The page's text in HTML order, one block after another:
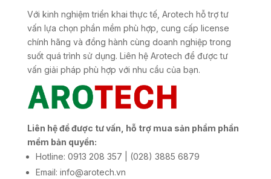
Với kinh nghiệm triển khai thực tế, Arotech hỗ trợ tư
vấn lựa chọn phần mềm phù hợp, cung cấp license
chính hãng và đồng hành cùng doanh nghiệp trong
suốt quá trình sử dụng. Liên hệ Arotech để được tư
vấn giải pháp phù hợp với nhu cầu của bạn.
Liên hệ để được tư vấn, hỗ trợ mua sản phẩm phần
mềm bản quyền:
Hotline: 0913 208 357 | (028) 3885 6879
Email: info@arotech.vn